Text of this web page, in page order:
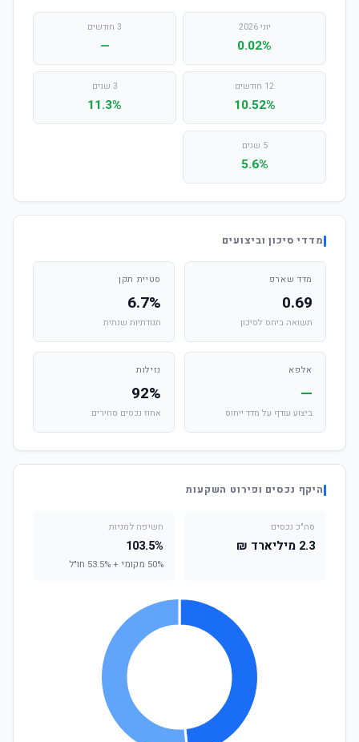
יוני 2026
0.02%
3 חודשים
—
12 חודשים
10.52%
3 שנים
11.3%
5 שנים
5.6%
מדדי סיכון וביצועים
מדד שארפ
0.69
תשואה ביחס לסיכון
סטיית תקן
6.7%
תנודתיות שנתית
אלפא
—
ביצוע עודף על מדד ייחוס
נזילות
92%
אחוז נכסים סחירים
היקף נכסים ופירוט השקעות
סה"כ נכסים
2.3 מיליארד ₪
חשיפה למניות
103.5%
50% מקומי + 53.5% חו"ל